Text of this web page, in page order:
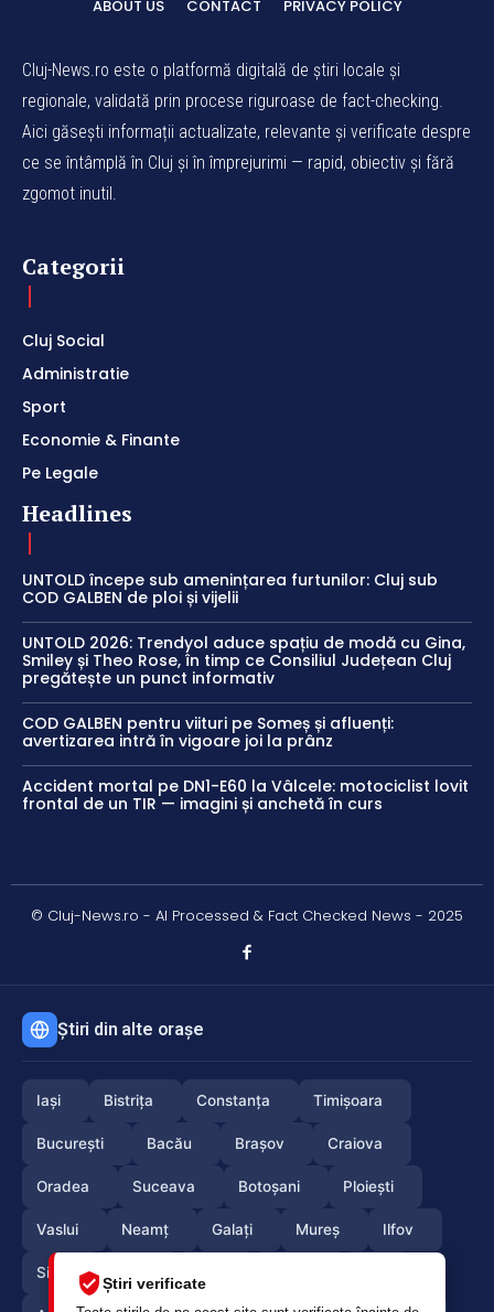
Știri verificate
ABOUT US CONTACT PRIVACY POLICY
Cluj-News.ro este o platformă digitală de știri locale și
regionale, validată prin procese riguroase de fact-checking.
Aici găsești informații actualizate, relevante și verificate despre
ce se întâmplă în Cluj și în împrejurimi — rapid, obiectiv și fără
zgomot inutil.
Categorii
Cluj Social
Administratie
Sport
Economie & Finante
Pe Legale
Headlines
UNTOLD începe sub amenințarea furtunilor: Cluj sub
COD GALBEN de ploi și vijelii
UNTOLD 2026: Trendyol aduce spațiu de modă cu Gina,
Smiley și Theo Rose, în timp ce Consiliul Județean Cluj
pregătește un punct informativ
COD GALBEN pentru viituri pe Someș și afluenți:
avertizarea intră în vigoare joi la prânz
Accident mortal pe DN1-E60 la Vâlcele: motociclist lovit
frontal de un TIR — imagini și anchetă în curs
© Cluj-News.ro - AI Processed & Fact Checked News - 2025
Știri din alte orașe
Iași Bistrița Constanța Timișoara
București Bacău Brașov Craiova
Oradea Suceava Botoșani Ploiești
Vaslui Neamț Galați Mureș Ilfov
Sibiu